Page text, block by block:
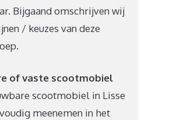
Bijgaand omschrijven wij
/ keuzes van deze
of vaste scootmobiel
scootmobiel in Lisse
meenemen in het